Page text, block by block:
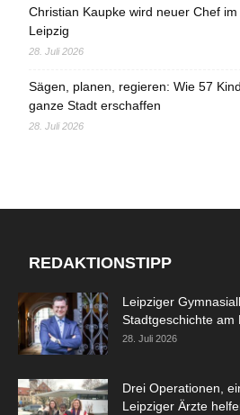
Christian Kaupke wird neuer Chef
Leipzig
28. Juli 2026
Sägen, planen, regieren: Wie 57
ganze Stadt erschaffen
28. Juli 2026
REDAKTIONSTIPP
Leipziger
Stadtgeschichte am
28. Juli 2026
Drei Operationen,
Leipziger Ärzte